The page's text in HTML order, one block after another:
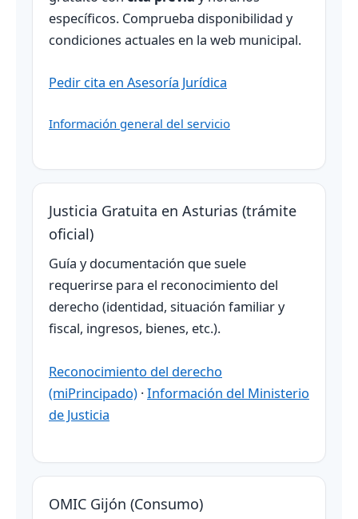
específicos. Comprueba disponibilidad y
condiciones actuales en la web municipal.
Pedir cita en Asesoría Jurídica
Información general del servicio
Justicia Gratuita en Asturias (trámite
oficial)
Guía y documentación que suele
requerirse para el reconocimiento del
derecho (identidad, situación familiar y
fiscal, ingresos, bienes, etc.).
Reconocimiento del derecho
(miPrincipado) ·Información del Ministerio
de Justicia
OMIC Gijón (Consumo)